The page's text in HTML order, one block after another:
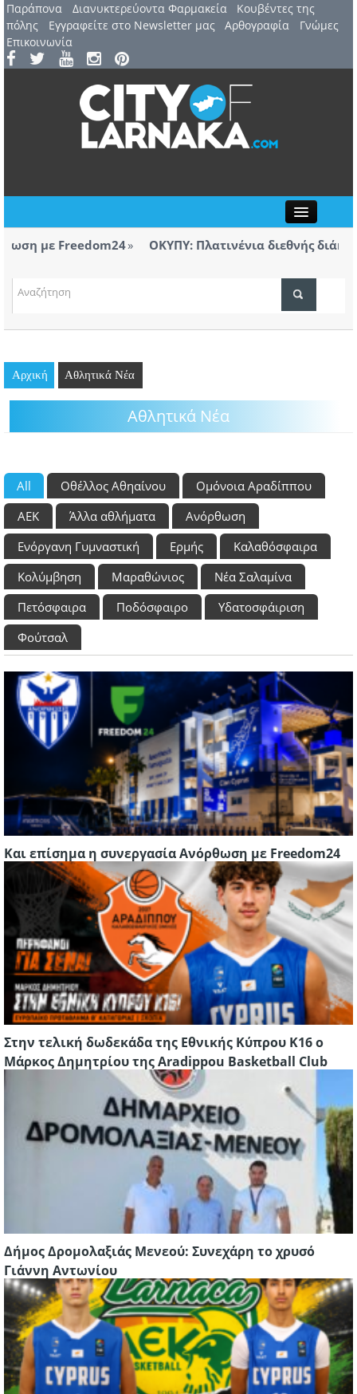
Παράπονα Διανυκτερεύοντα Φαρμακεία
Kουβέντες της
πόλης
Εγγραφείτε στο Newsletter μας Αρθογραφία
Γνώμες
Επικοινωνία
ΤΟΠΙΚΑ ΝΕΑ
GOING OUT
PODCAST
ΠΡΟΣΩΠΑ
ΛΑΡΝΑΚΑ 2030
ΣΥΝΔΕΣΜΟΙ
ΠΕΡΙΣΣΟΤΕΡΑ
ΟΚΥΠΥ: Πλατινένια διεθνής διάκριση για το
Αρχική Αθλητικά Νέα
Αθλητικά Νέα
All Oθέλλος Αθηαίνου
Oμόνοια Αραδίππου
ΑΕΚ
Άλλα αθλήματα
Ανόρθωση
Ενόργανη Γυμναστική
Ερμής
Καλαθόσφαιρα
Κολύμβηση
Μαραθώνιος
Νέα Σαλαμίνα
Πετόσφαιρα
Ποδόσφαιρο
Υδατοσφάιριση
Φούτσαλ
Και επίσημα η συνεργασία Ανόρθωση με Freedom24
Στην τελική δωδεκάδα της Εθνικής Κύπρου Κ16 ο
Μάρκος Δημητρίου της Aradippou Basketball Club
Δήμος Δρομολαξιάς Μενεού: Συνεχάρη το χρυσό
Γιάννη Αντωνίου